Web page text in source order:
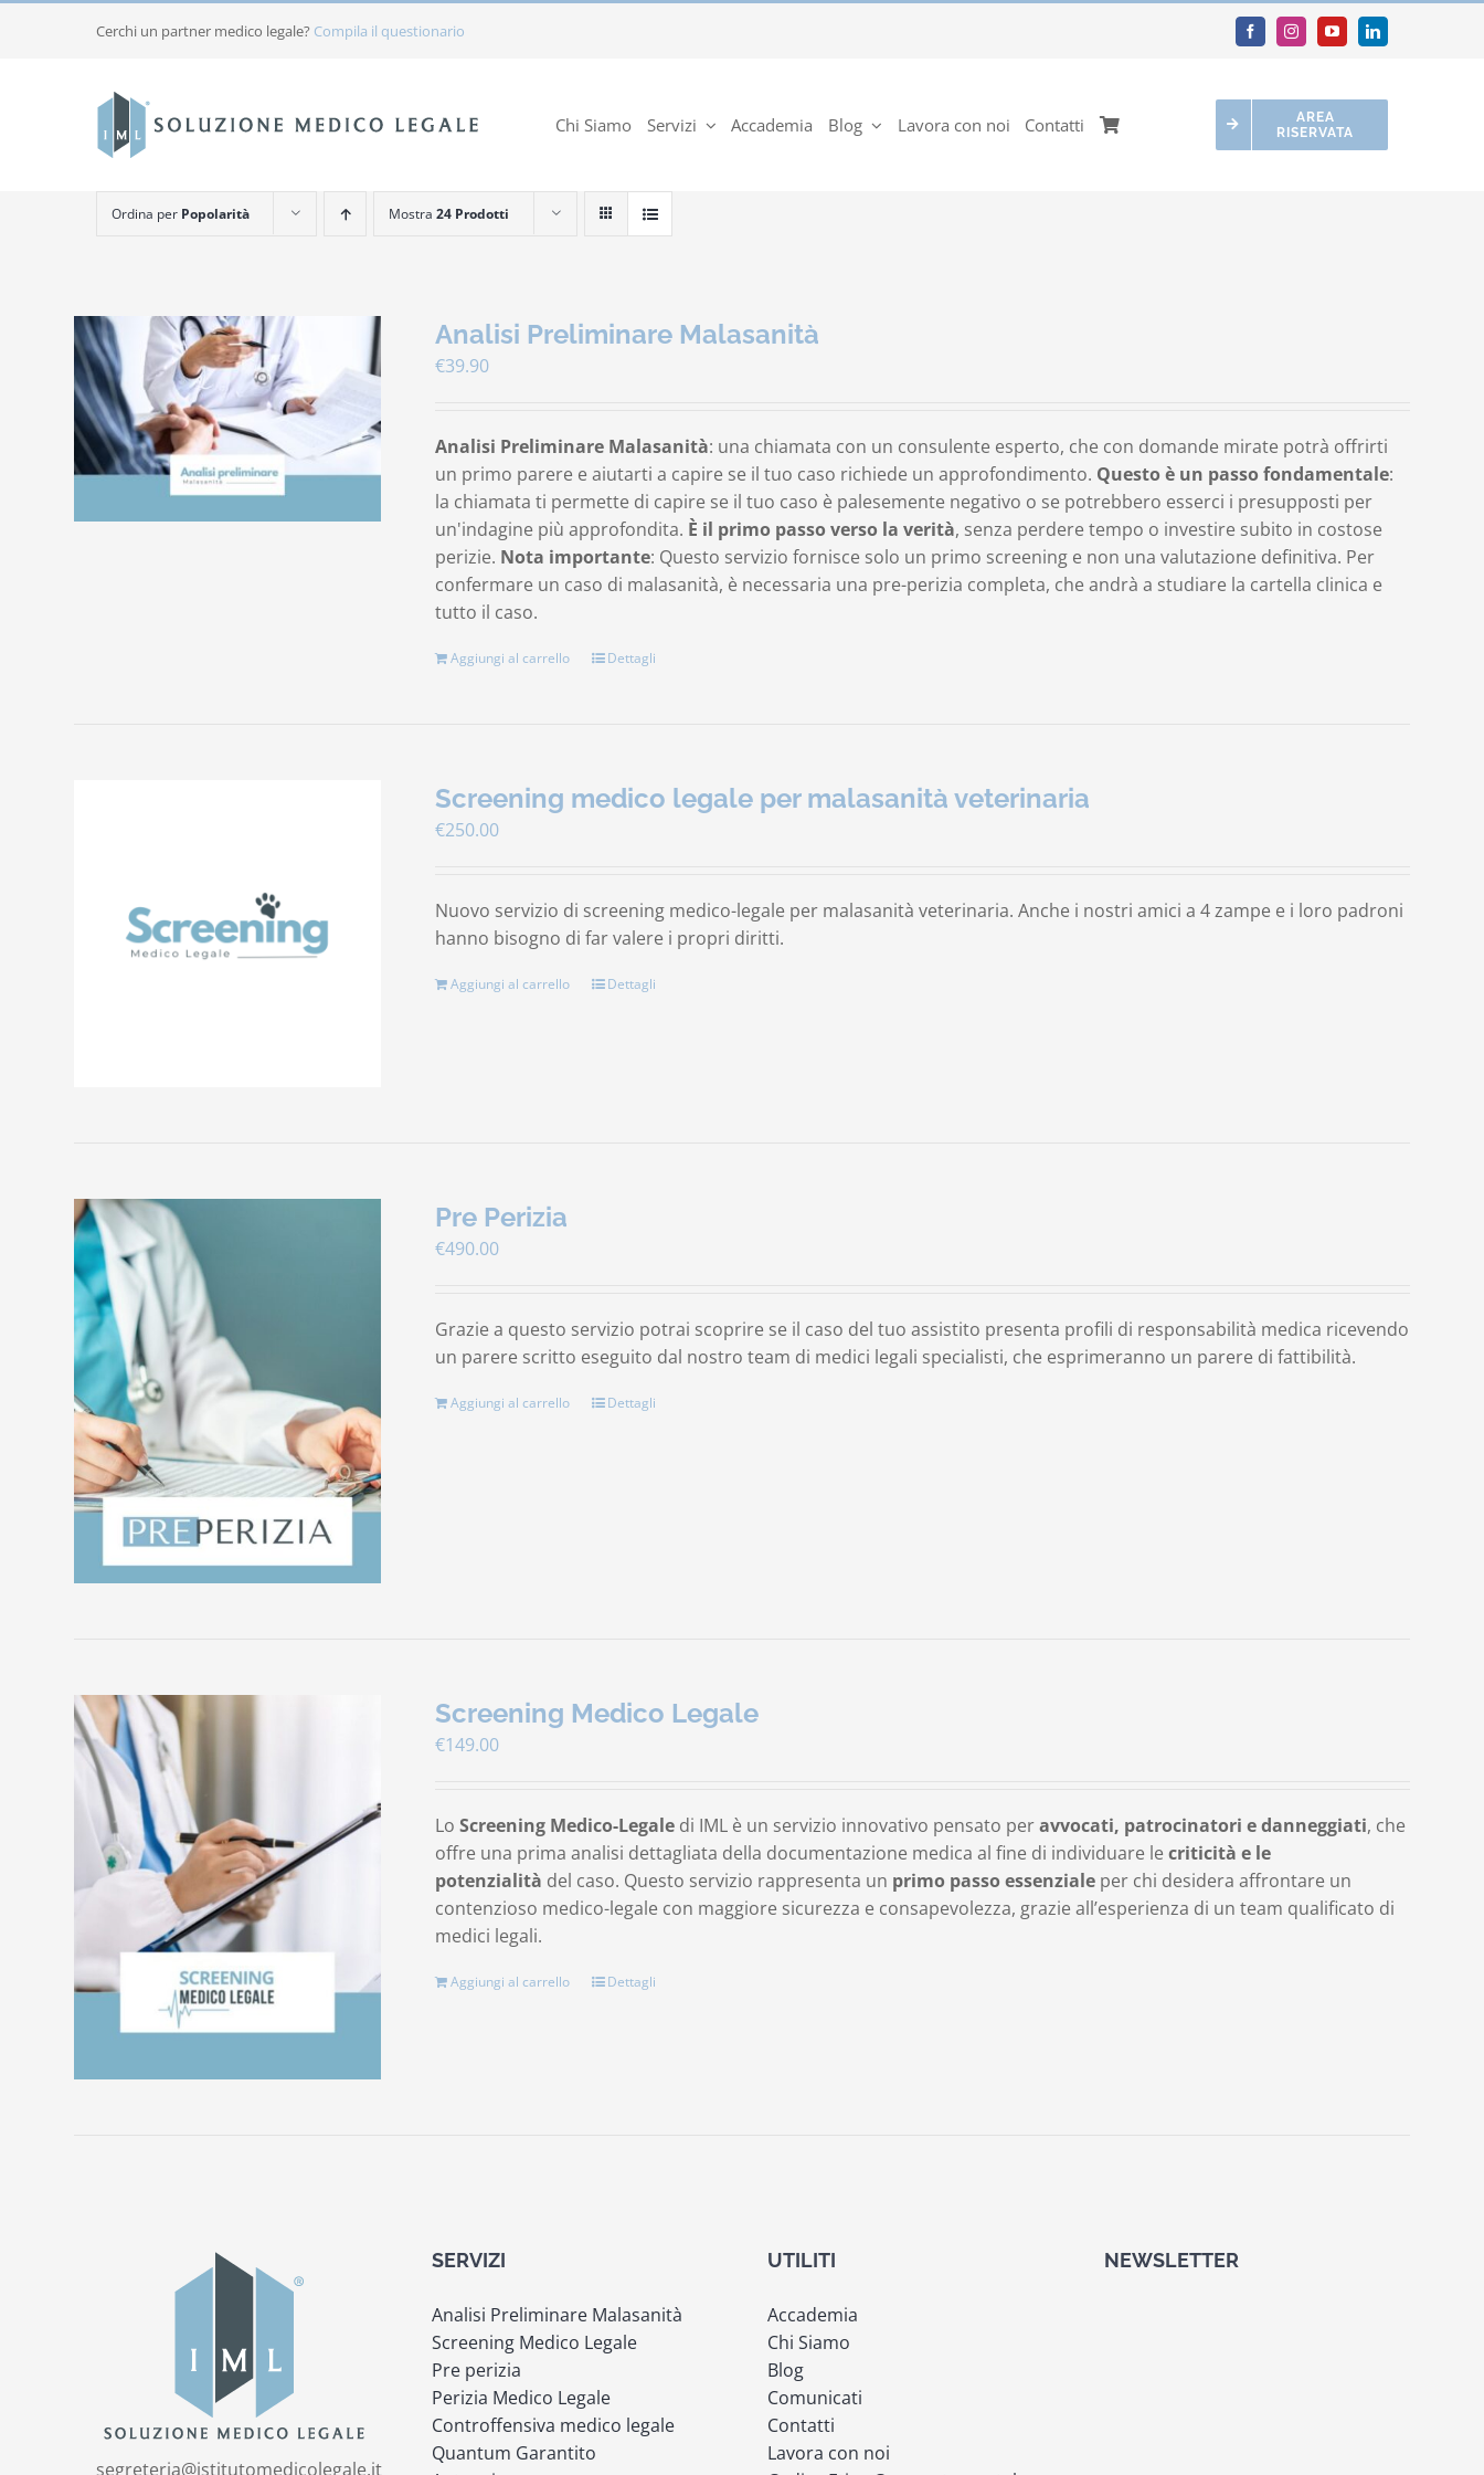
Cerchi un partner medico legale? Compila il questionario
Chi Siamo Servizi Accademia Blog Lavora con noi Contatti
AREA
RISERVATA
Ordina per Popolarità Mostra 24 Prodotti
Analisi Preliminare Malasanità
€39.90
Analisi Preliminare Malasanità: una chiamata con un consulente esperto, che con domande mirate potrà offrirti
un primo parere e aiutarti a capire se il tuo caso richiede un approfondimento. Questo è un passo fondamentale:
la chiamata ti permette di capire se il tuo caso è palesemente negativo o se potrebbero esserci i presupposti per
un'indagine più approfondita. È il primo passo verso la verità, senza perdere tempo o investire subito in costose
perizie. Nota importante: Questo servizio fornisce solo un primo screening e non una valutazione definitiva. Per
confermare un caso di malasanità, è necessaria una pre-perizia completa, che andrà a studiare la cartella clinica e
tutto il caso.
Aggiungi al carrello Dettagli
Screening medico legale per malasanità veterinaria
€250.00
Nuovo servizio di screening medico-legale per malasanità veterinaria. Anche i nostri amici a 4 zampe e i loro padroni
hanno bisogno di far valere i propri diritti.
Aggiungi al carrello Dettagli
Pre Perizia
€490.00
Grazie a questo servizio potrai scoprire se il caso del tuo assistito presenta profili di responsabilità medica ricevendo
un parere scritto eseguito dal nostro team di medici legali specialisti, che esprimeranno un parere di fattibilità.
Aggiungi al carrello Dettagli
Screening Medico Legale
€149.00
Lo Screening Medico-Legaledi IML è un servizio innovativo pensato peravvocati, patrocinatori e danneggiati, che
offre una prima analisi dettagliata della documentazione medica al fine di individuare le criticità e le
potenzialità del caso. Questo servizio rappresenta un primo passo essenzialeper chi desidera affrontare un
contenzioso medico-legale con maggiore sicurezza e consapevolezza, grazie all’esperienza di un team qualificato di
medici legali.
Aggiungi al carrello Dettagli
segreteria@istitutomedicolegale.it
SERVIZI
Analisi Preliminare Malasanità
Screening Medico Legale
Pre perizia
Perizia Medico Legale
Controffensiva medico legale
Quantum Garantito
UTILITI
Accademia
Chi Siamo
Blog
Comunicati
Contatti
Lavora con noi
NEWSLETTER